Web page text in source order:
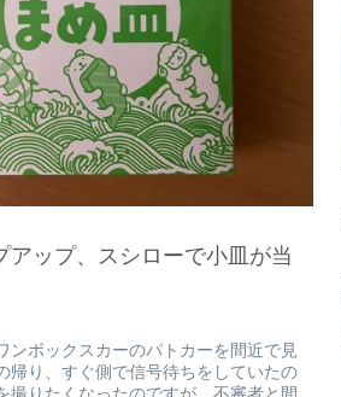
アップ、スシローで小皿が当
ンボックスカーのパトカーを間近で見
帰り、すぐ側で信号待ちをしていたの